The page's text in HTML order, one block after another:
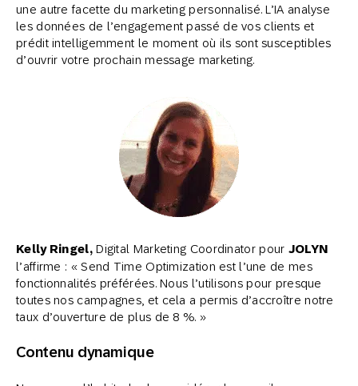
une autre facette du marketing personnalisé. L’IA analyse
les données de l’engagement passé de vos clients et
prédit intelligemment le moment où ils sont susceptibles
d’ouvrir votre prochain message marketing.
Kelly Ringel,Digital Marketing Coordinator pour JOLYN
l’affirme : « Send Time Optimization est l’une de mes
fonctionnalités préférées. Nous l’utilisons pour presque
toutes nos campagnes, et cela a permis d’accroître notre
taux d’ouverture de plus de 8 %. »
Contenu dynamique